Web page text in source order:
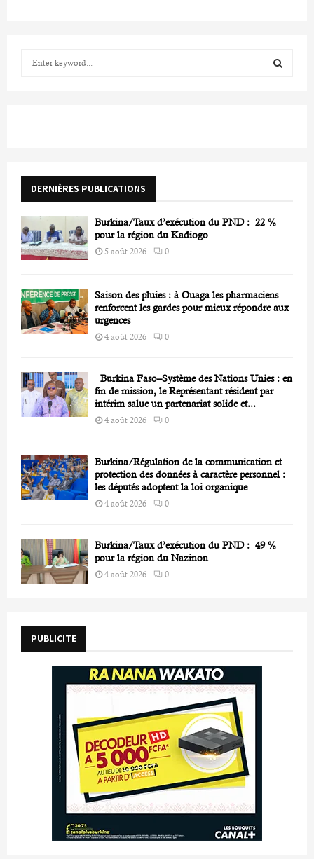
r
DERNIÈRES PUBLICATIONS
Burkina/Taux d’exécution du PND : 22 %
pour la région du Kadiogo
5 août 2026 0
Saison des pluies : à Ouaga les pharmaciens
renforcent les gardes pour mieux répondre aux
urgences
4 août 2026 0
Burkina Faso–Système des Nations Unies : en
fin de mission, le Représentant résident par
intérim salue un partenariat solide et...
4 août 2026 0
Burkina/Régulation de la communication et
protection des données à caractère personnel :
les députés adoptent la loi organique
4 août 2026 0
Burkina/Taux d’exécution du PND : 49 %
pour la région du Nazinon
4 août 2026 0
PUBLICITE